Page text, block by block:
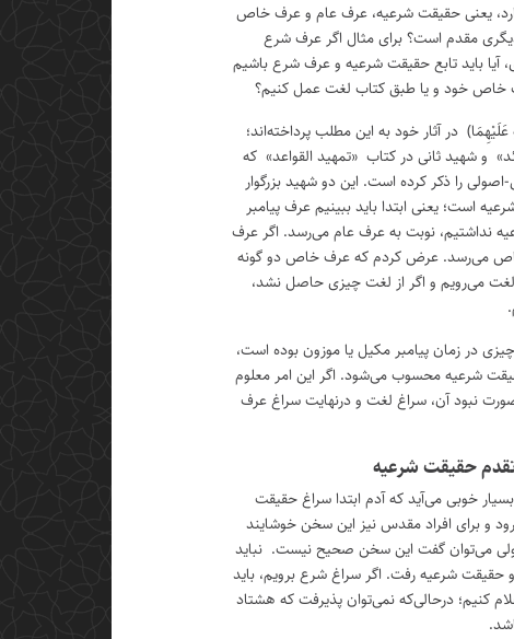
یعنی حقیقت شرعیه، عرف عام و عرف خاص
مقدم است؟ برای مثال اگر عرف شرع
باید تابع حقیقت شرعیه و عرف شرع باشیم
خاص خود و یا طبق کتاب لغت عمل کنیم؟
در آثار خود به این مطلب پرداخته‌اند؛
و شهید ثانی در کتاب «تمهید القواعد» که
را ذکر کرده است. این دو شهید بزرگوار
است؛ یعنی ابتدا باید ببینیم عرف پیامبر
نداشتیم، نوبت به عرف عام می‌رسد. اگر عرف
می‌رسد. عرض کردم که عرف خاص دو گونه
می‌رویم و اگر از لغت چیزی حاصل نشد،
در زمان پیامبر مکیل یا موزون بوده است،
شرعیه محسوب می‌شود. اگر این امر معلوم
نبود آن، سراغ لغت و درنهایت سراغ عرف
حقیقت شرعیه
خوبی می‌آید که آدم ابتدا سراغ حقیقت
و برای افراد مقدس نیز این سخن خوشایند
می‌توان گفت این سخن صحیح نیست. نباید
و حقیقت شرعیه رفت. اگر سراغ شرع برویم، باید
کنیم؛ درحالی‌که نمی‌توان پذیرفت که هشتاد